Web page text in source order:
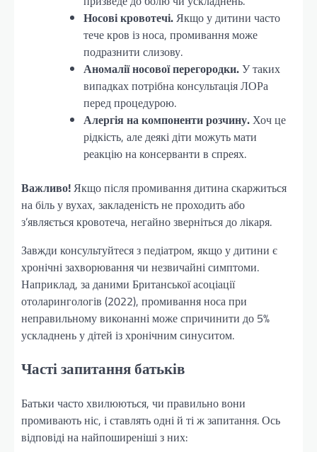
Носові кровотечі.Якщо у дитини часто
тече кров із носа, промивання може
подразнити слизову.
Аномалії носової перегородки.У таких
випадках потрібна консультація ЛОРа
перед процедурою.
Алергія на компоненти розчину.Хоч це
рідкість, але деякі діти можуть мати
реакцію на консерванти в спреях.
Важливо!Якщо після промивання дитина скаржиться
на біль у вухах, закладеність не проходить або
з’являється кровотеча, негайно зверніться до лікаря.
Завжди консультуйтеся з педіатром, якщо у дитини є
хронічні захворювання чи незвичайні симптоми.
Наприклад, за даними Британської асоціації
отоларингологів (2022), промивання носа при
неправильному виконанні може спричинити до 5%
ускладнень у дітей із хронічним синуситом.
Часті запитання батьків
Батьки часто хвилюються, чи правильно вони
промивають ніс, і ставлять одні й ті ж запитання. Ось
відповіді на найпоширеніші з них: